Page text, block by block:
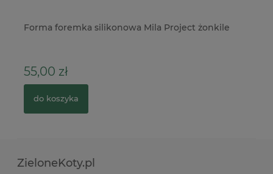
Forma foremka silikonowa Mila Project żonkile
55,00 zł
do koszyka
ZieloneKoty.pl